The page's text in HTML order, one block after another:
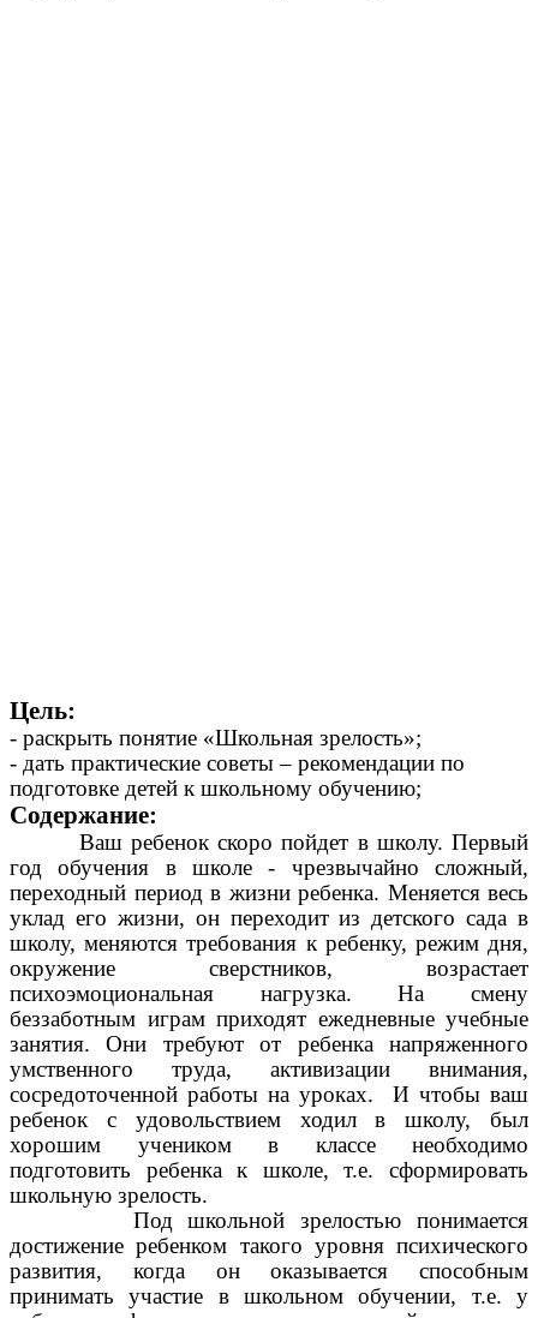
Цель:
- раскрыть понятие «Школьная зрелость»;
- дать практические советы – рекомендации по
подготовке детей к школьному обучению;
Содержание:
Ваш ребенок скоро пойдет в школу. Первый
год обучения в школе - чрезвычайно сложный,
переходный период в жизни ребенка. Меняется весь
уклад его жизни, он переходит из детского сада в
школу, меняются требования к ребенку, режим дня,
окружение сверстников, возрастает
психоэмоциональная нагрузка. На смену
беззаботным играм приходят ежедневные учебные
занятия. Они требуют от ребенка напряженного
умственного труда, активизации внимания,
сосредоточенной работы на уроках. И чтобы ваш
ребенок с удовольствием ходил в школу, был
хорошим учеником в классе необходимо
подготовить ребенка к школе, т.е. сформировать
школьную зрелость.
Под школьной зрелостью понимается
достижение ребенком такого уровня психического
развития, когда он оказывается способным
принимать участие в школьном обучении, т.е. у